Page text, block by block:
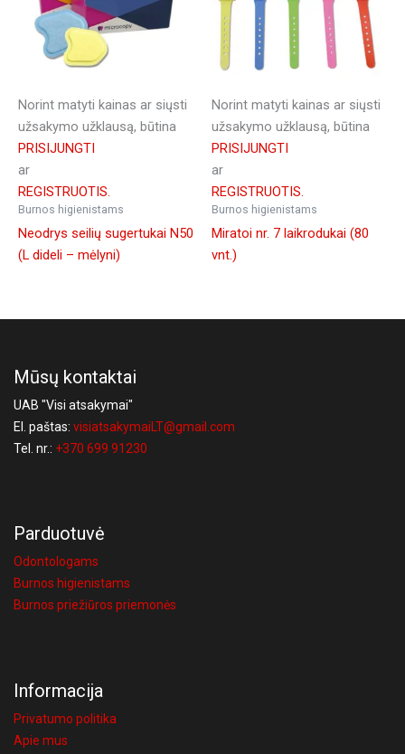
Norint matyti kainas ar siųsti
užsakymo užklausą, būtina
PRISIJUNGTI
ar
REGISTRUOTIS.
Burnos higienistams
Neodrys seilių sugertukai N50
(L dideli – mėlyni)
Norint matyti kainas ar siųsti
užsakymo užklausą, būtina
PRISIJUNGTI
ar
REGISTRUOTIS.
Burnos higienistams
Miratoi nr. 7 laikrodukai (80
vnt.)
Mūsų kontaktai
UAB "Visi atsakymai"
El. paštas: visiatsakymaiLT@gmail.com
Tel. nr.: +370 699 91230
Parduotuvė
Odontologams
Burnos higienistams
Burnos priežiūros priemonės
Informacija
Privatumo politika
Apie mus